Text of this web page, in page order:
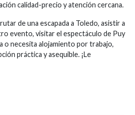
calidad-precio y atención cercana.
de una escapada a Toledo, asistir a
evento, visitar el espectáculo de Puy
o necesita alojamiento por trabajo,
práctica y asequible. ¡Le